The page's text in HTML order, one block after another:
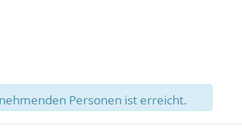
Personen ist erreicht.